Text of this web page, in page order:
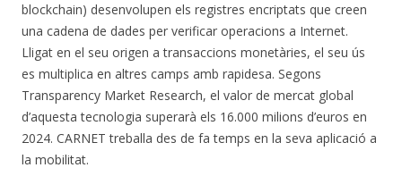
blockchain) desenvolupen els registres encriptats que creen
una cadena de dades per verificar operacions a Internet.
Lligat en el seu origen a transaccions monetàries, el seu ús
es multiplica en altres camps amb rapidesa. Segons
Transparency Market Research, el valor de mercat global
d’aquesta tecnologia superarà els 16.000 milions d’euros en
2024. CARNET treballa des de fa temps en la seva aplicació a
la mobilitat.